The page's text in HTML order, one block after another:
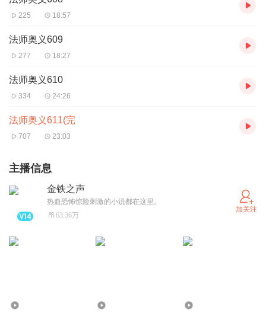
225 18:57
法师奥义609
277 18:27
法师奥义610
334 24:26
法师奥义611(完
707 23:03
主播信息
金铁之声
热血恐怖惊险刺激的小说都在这里。
63.36万
加关注